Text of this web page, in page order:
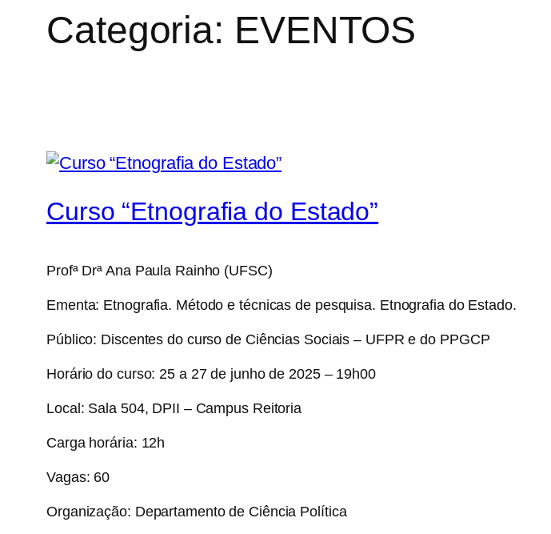
Categoria: EVENTOS
Curso “Etnografia do Estado”
Profª Drª Ana Paula Rainho (UFSC)
Ementa: Etnografia. Método e técnicas de pesquisa. Etnografia do Estado.
Público: Discentes do curso de Ciências Sociais – UFPR e do PPGCP
Horário do curso: 25 a 27 de junho de 2025 – 19h00
Local: Sala 504, DPII – Campus Reitoria
Carga horária: 12h
Vagas: 60
Organização: Departamento de Ciência Política